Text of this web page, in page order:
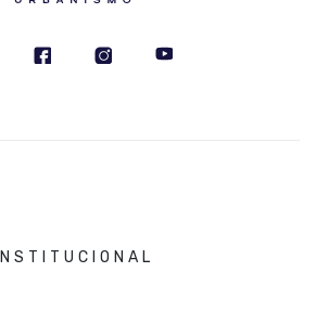
INSTITUCIONAL